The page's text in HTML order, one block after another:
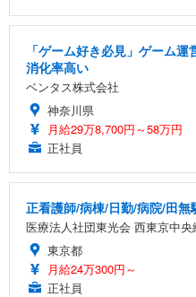
「ゲーム好き必見」ゲーム
消化率高い
ベンタス株式会社
神奈川県
月給29万8,700円～58万円
正社員
正看護師/病棟/日勤/病院/田無
医療法人社団東光会 西東京中
東京都
月給24万300円～
正社員